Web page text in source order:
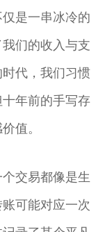
是一串冰冷的
们的收入与支
代，我们习惯
年前的手写存
值。
交易都像是生
可能对应一次